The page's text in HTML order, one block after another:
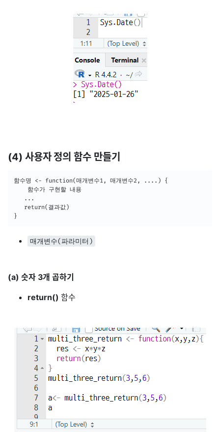
(4) 사용자 정의 함수 만들기
함수명 <- function(매개변수1, 매개변수2, ....) {
   ...
   return(결과값)
}
매개변수(파라미터)
(a) 숫자 3개 곱하기
return() 함수